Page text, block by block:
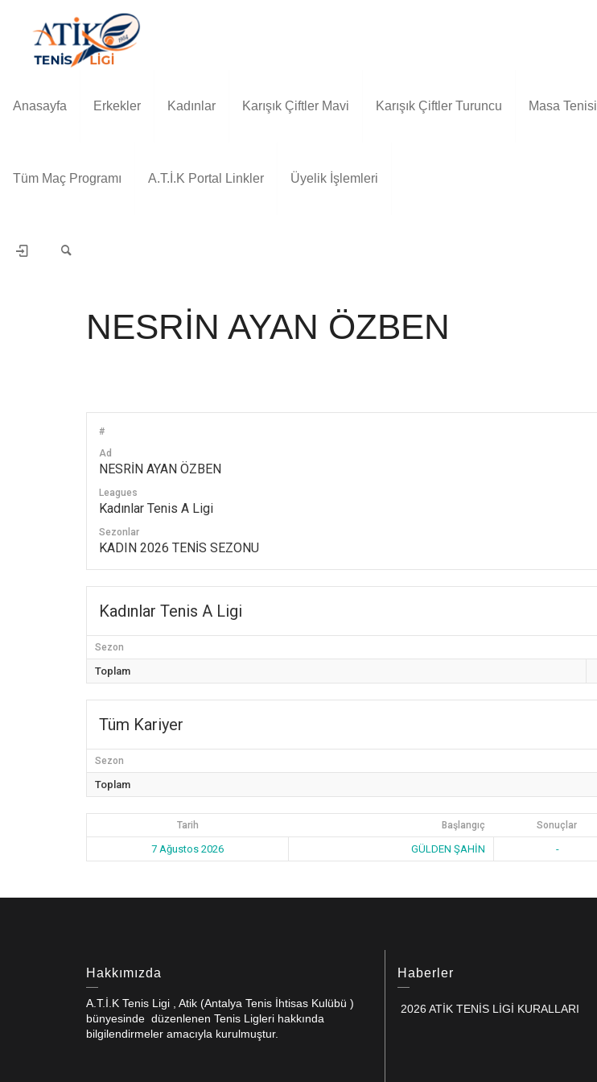
Anasayfa Erkekler Kadınlar Karışık Çiftler Mavi Karışık Çiftler Turuncu Masa Tenisi
Tüm Maç Programı A.T.İ.K Portal Linkler Üyelik İşlemleri
NESRİN AYAN ÖZBEN
#
Ad
NESRİN AYAN ÖZBEN
Leagues
Kadınlar Tenis A Ligi
Sezonlar
KADIN 2026 TENİS SEZONU
Kadınlar Tenis A Ligi
Sezon
Toplam
Tüm Kariyer
Sezon
Toplam
Tarih Başlangıç Sonuçlar
7 Ağustos 2026 GÜLDEN ŞAHİN -
Hakkımızda
A.T.İ.K Tenis Ligi , Atik (Antalya Tenis İhtisas Kulübü )
bünyesinde düzenlenen Tenis Ligleri hakkında
bilgilendirmeler amacıyla kurulmuştur.
Haberler
2026 ATİK TENİS LİGİ KURALLARI